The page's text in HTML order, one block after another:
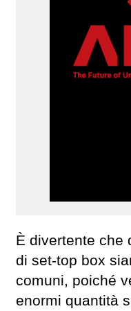
È divertente che
di set-top box
comuni, poiché
enormi quantità